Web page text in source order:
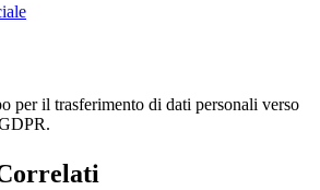
per il trasferimento di dati personali verso